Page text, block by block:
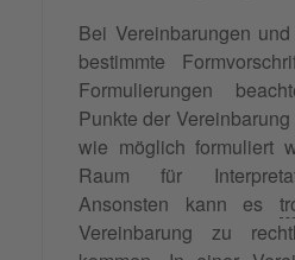
Bei Vereinbarungen
bestimmte
Formulierungen
Punkte der
wie möglich formuliert
Raum für
Ansonsten kann es
Vereinbarung zu